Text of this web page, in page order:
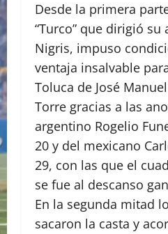
Desde la primera
“Turco” que dirigió
Nigris, impuso
ventaja insalvable
Toluca de José
Torre gracias a las
argentino Rogelio
20 y del mexicano
29, con las que el
se fue al descanso
En la segunda mitad
sacaron la casta y